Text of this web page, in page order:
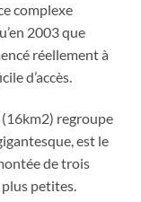
complexe
2003 que
réellement à
d’accès.
regroupe
est le
de trois
petites.